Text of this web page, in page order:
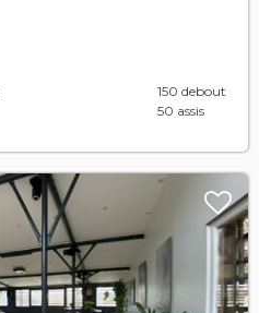
150 debout
50 assis